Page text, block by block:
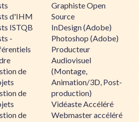
d'IHM
ISTQB
-
de
de
de
Graphiste Open
Source
InDesign (Adobe)
Photoshop (Adobe)
Producteur
Audiovisuel
(Montage,
Animation/3D, Post-
production)
Vidéaste Accéléré
Webmaster accéléré